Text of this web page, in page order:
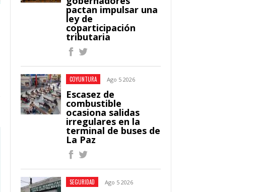
pactan impulsar una
ley de
coparticipación
tributaria
COYUNTURA Ago 5 2026
Escasez de
combustible
ocasiona salidas
irregulares en la
terminal de buses de
La Paz
SEGURIDAD Ago 5 2026